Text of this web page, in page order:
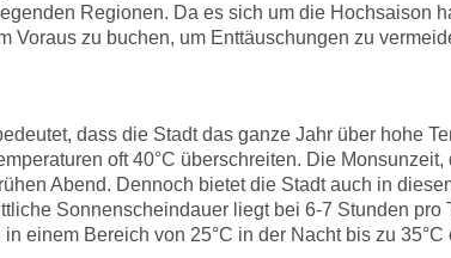
Regionen. Da es sich um die Hochsaison
Voraus zu buchen, um Enttäuschungen zu
dass die Stadt das ganze Jahr über hohe
oft 40°C überschreiten. Die
Abend. Dennoch bietet die Stadt auch in
Sonnenscheindauer liegt bei 6-7 Stunden
einem Bereich von 25°C in der Nacht bis zu 35°C